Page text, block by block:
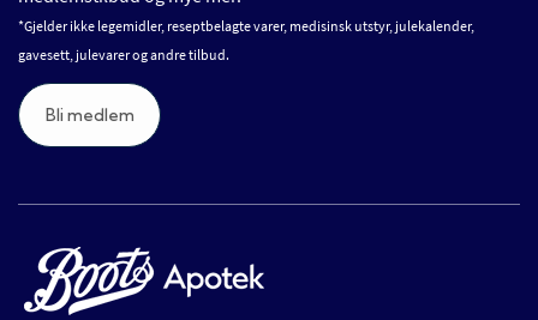
*Gjelder ikke legemidler, reseptbelagte varer, medisinsk utstyr, julekalender,
gavesett, julevarer og andre tilbud.
Bli medlem